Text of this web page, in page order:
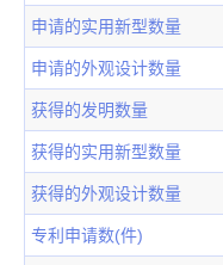
申请的实用新型数量
申请的外观设计数量
获得的发明数量
获得的实用新型数量
获得的外观设计数量
专利申请数(件)